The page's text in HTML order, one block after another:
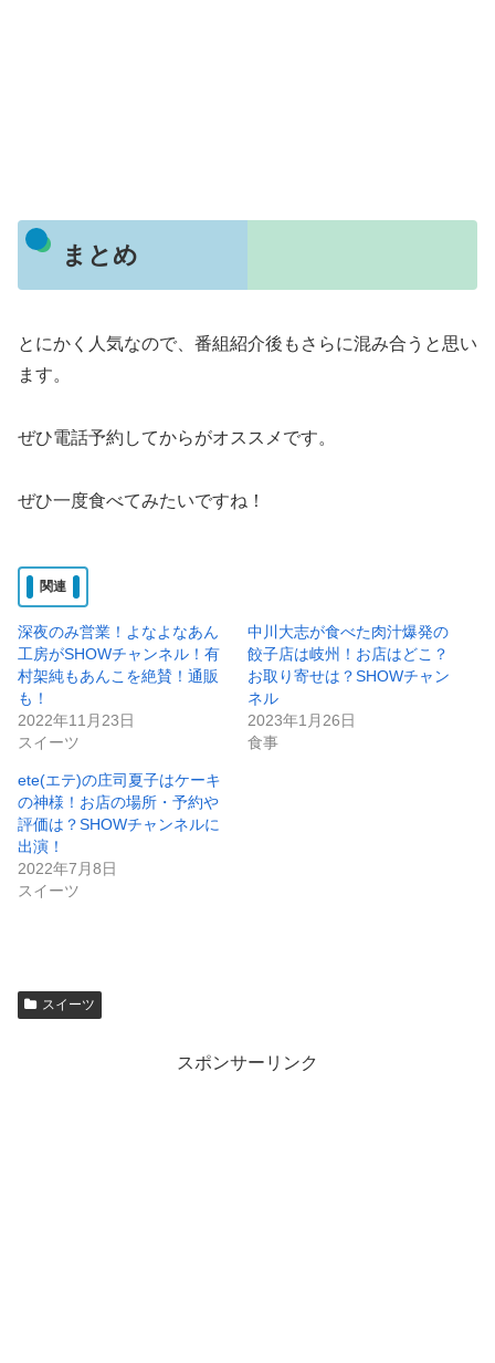
まとめ
とにかく人気なので、番組紹介後もさらに混み合うと思い
ます。
ぜひ電話予約してからがオススメです。
ぜひ一度食べてみたいですね！
関連
深夜のみ営業！よなよなあん
工房がSHOWチャンネル！有
村架純もあんこを絶賛！通販
も！
2022年11月23日
スイーツ
中川大志が食べた肉汁爆発の
餃子店は岐州！お店はどこ？
お取り寄せは？SHOWチャン
ネル
2023年1月26日
食事
ete(エテ)の庄司夏子はケーキ
の神様！お店の場所・予約や
評価は？SHOWチャンネルに
出演！
2022年7月8日
スイーツ
スイーツ
スポンサーリンク